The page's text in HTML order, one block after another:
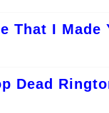
That I
Dead